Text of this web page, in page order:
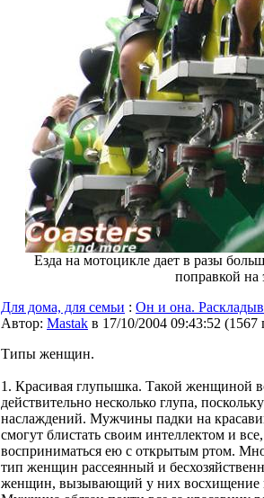
Езда на мотоцикле дает в разы
поправкой на
Для дома, для семьи : Он и она.
Автор: Мastak в 17/10/2004 09:43:52 (1567
Типы женщин.
1. Красивая глупышка. Такой женщиной
действительно несколько глупа,
наслаждений. Мужчины падки на
смогут блистать своим интеллектом и
восприниматься ею с открытым ртом.
тип женщин рассеянный и
женщин, вызывающий у них восхищение